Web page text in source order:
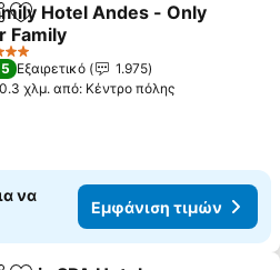
Προσθήκη στα αγαπημένα
Hotel Andes - Only
Family
Εξαιρετικό
1.975
0.3 χλμ. από: Κέντρο πόλης
να
Εμφάνιση τιμών